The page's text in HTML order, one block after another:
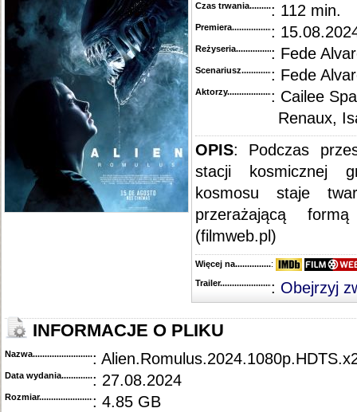
Czas trwania......................................
: 112 min.
Premiera..........................................
:
Reżyseria........................................
: Fede
Scenariusz........................................
: Fede
Aktorzy...........................................
: Cailee
Renaux,
OPIS: Podczas
stacji kosmicznej
kosmosu staje
przerażającą
(filmweb.pl)
Więcej na........................................
:
Trailer...........................................
: Obejrzyj
INFORMACJE O PLIKU
Nazwa.............................................
:
Data wydania......................................
: 27.08.2024
Rozmiar...........................................
: 4.85 GB